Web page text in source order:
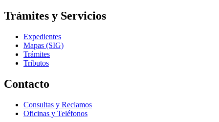
Trámites y Servicios
Expedientes
Mapas (SIG)
Trámites
Tributos
Contacto
Consultas y Reclamos
Oficinas y Teléfonos